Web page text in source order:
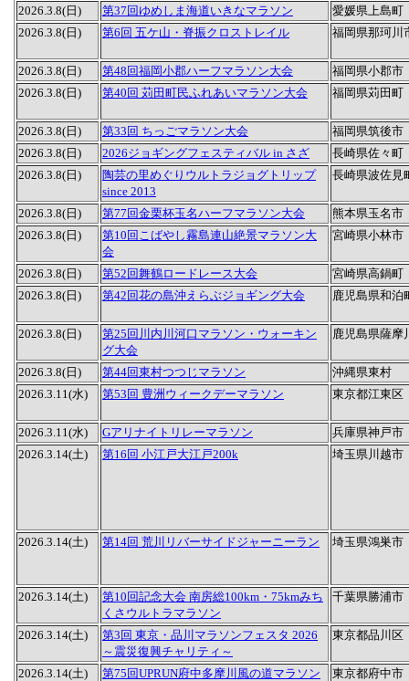
2026.3.8(日)
第37回ゆめしま海道いきなマラソン
愛媛県上島町
2026.3.8(日)
第6回 五ケ山・脊振クロストレイル 福岡県那珂川
2026.3.8(日) 第48回福岡小郡ハーフマラソン大会
福岡県小郡市
2026.3.8(日)
第40回 苅田町民ふれあいマラソン大会 福岡県苅田町
2026.3.8(日) 第33回 ちっごマラソン大会
福岡県筑後市
2026.3.8(日)
2026ジョギングフェスティバル in さざ
長崎県佐々町
2026.3.8(日)
陶芸の里めぐりウルトラジョグトリップ
since 2013
長崎県波佐見
2026.3.8(日) 第77回金栗杯玉名ハーフマラソン大会
熊本県玉名市
2026.3.8(日)
第10回こばやし霧島連山絶景マラソン大
会
宮崎県小林市
2026.3.8(日) 第52回舞鶴ロードレース大会
宮崎県高鍋町
2026.3.8(日)
第42回花の島沖えらぶジョギング大会 鹿児島県和泊
2026.3.8(日)
第25回川内川河口マラソン・ウォーキン
グ大会
鹿児島県薩摩
2026.3.8(日) 第44回東村つつじマラソン
沖縄県東村
2026.3.11(水)
第53回 豊洲ウィークデーマラソン 東京都江東区
2026.3.11(水) Gアリナイトリレーマラソン
兵庫県神戸市
2026.3.14(土)
第16回 小江戸大江戸200k 埼玉県川越市
2026.3.14(土) 第14回 荒川リバーサイドジャーニーラン 埼玉県鴻巣市
2026.3.14(土)
第10回記念大会 南房総100km・75kmみち
くさウルトラマラソン
千葉県勝浦市
2026.3.14(土)
第3回 東京・品川マラソンフェスタ 2026
～震災復興チャリティ～
東京都品川区
2026.3.14(土)
第75回UPRUN府中多摩川風の道マラソン
東京都府中市